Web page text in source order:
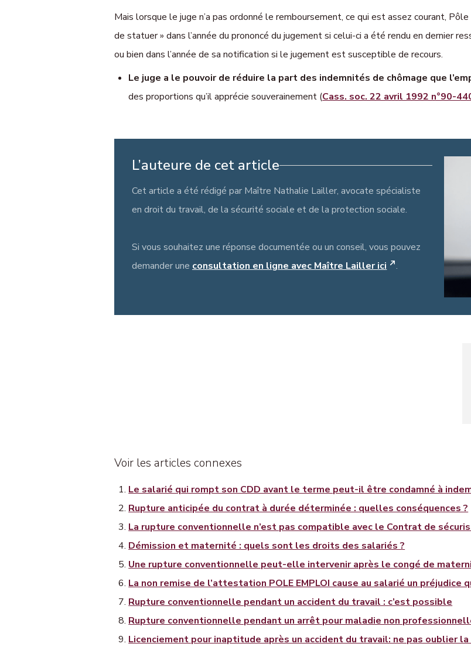
Mais lorsque le juge n’a pas ordonné le remboursement, ce qui est assez courant,
de statuer » dans l’année du prononcé du jugement si celui-ci a été rendu en dernier
ou bien dans l’année de sa notification si le jugement est susceptible de recours.
Le juge a le pouvoir de réduire la part des indemnités de chômage que
des proportions qu’il apprécie souverainement (Cass. soc. 22 avril 1992 n°90-
L’auteure de cet article
Cet article a été rédigé par Maître Nathalie Lailler, avocate spécialiste
en droit du travail, de la sécurité sociale et de la protection sociale.
Si vous souhaitez une réponse documentée ou un conseil, vous pouvez
demander une consultation en ligne avec Maître Lailler ici .
Voir les articles connexes
Le salarié qui rompt son CDD avant le terme peut-il être condamné à
Rupture anticipée du contrat à durée déterminée : quelles conséquences ?
La rupture conventionnelle n’est pas compatible avec le Contrat de
Démission et maternité : quels sont les droits des salariés ?
Une rupture conventionnelle peut-elle intervenir après le congé de
La non remise de l’attestation POLE EMPLOI cause au salarié un préjudice
Rupture conventionnelle pendant un accident du travail : c’est possible
Rupture conventionnelle pendant un arrêt pour maladie non
Licenciement pour inaptitude après un accident du travail: ne pas oublier